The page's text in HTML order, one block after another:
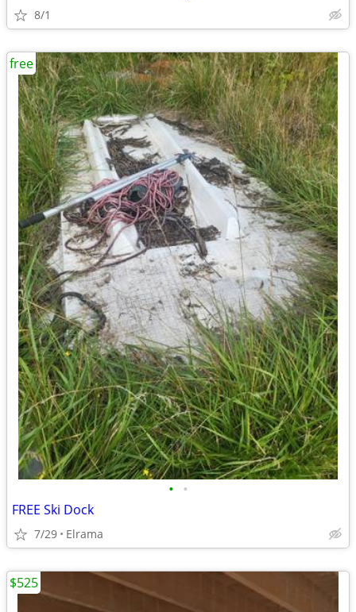
8/1
• •
FREE Ski Dock
7/29 Elrama
free
$525